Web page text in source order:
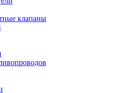
клапаны